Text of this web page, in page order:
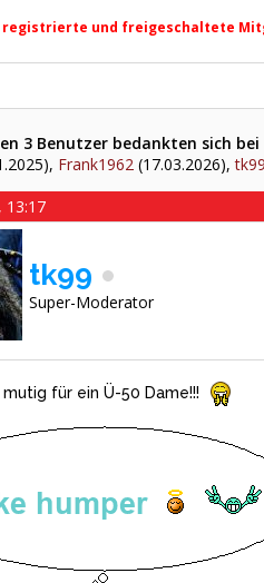
registrierte und freigeschaltete
3 Benutzer bedankten sich
Frank1962 (17.03.2026),tk99
13:17
tk99
Super-Moderator
für ein Ü-50 Dame!!!